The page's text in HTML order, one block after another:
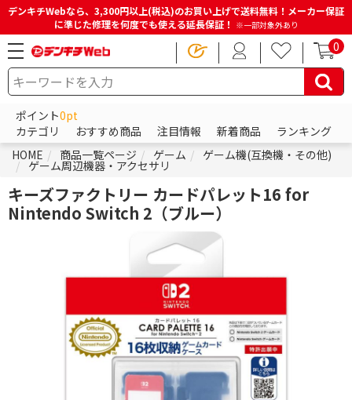
デンキチWebなら、3,300円以上(税込)のお買い上げで送料無料！メーカー保証
に準じた修理を何度でも使える延長保証！ ※一部対象外あり
0
ポイント0pt
カテゴリ
おすすめ商品 注目情報 新着商品
ランキング
HOME
商品一覧ページ ゲーム ゲーム機(互換機・その他)
ゲーム周辺機器・アクセサリ
キーズファクトリー カードパレット16 for
Nintendo Switch 2（ブルー）